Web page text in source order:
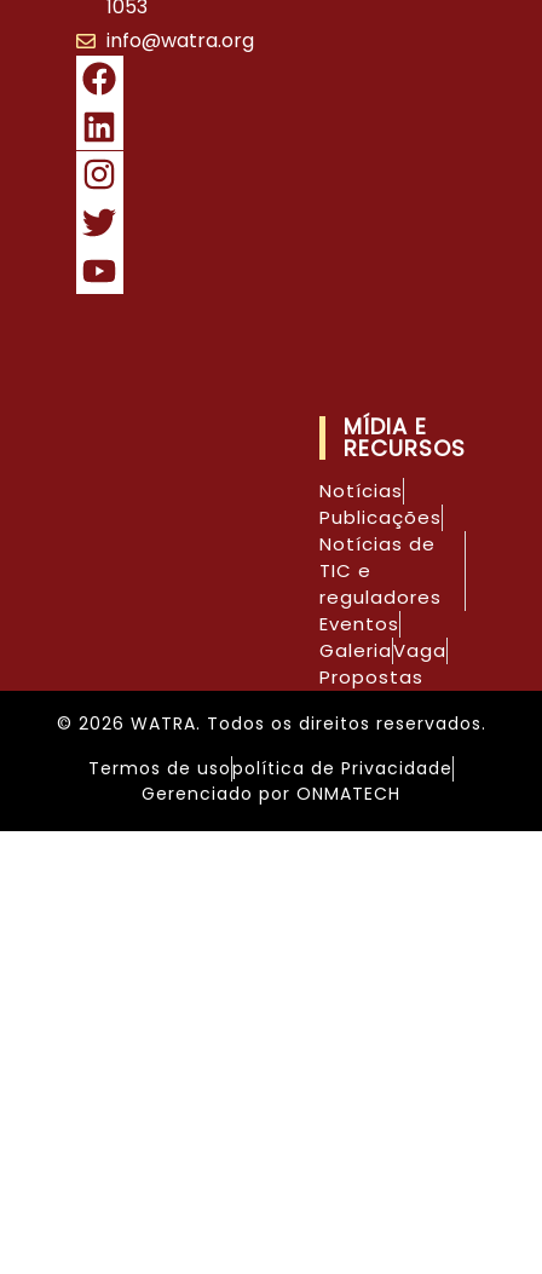
1053
info@watra.org
MÍDIA E
RECURSOS
Notícias
Publicações
Notícias de
TIC e
reguladores
Eventos
GaleriaVaga
Propostas
© 2026 WATRA. Todos os direitos reservados.
Termos de usopolítica de Privacidade
Gerenciado por ONMATECH